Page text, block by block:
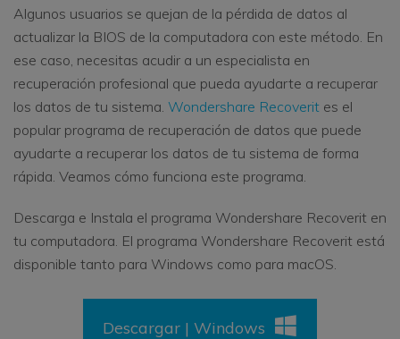
Algunos usuarios se quejan de la pérdida de datos al
actualizar la BIOS de la computadora con este método. En
ese caso, necesitas acudir a un especialista en
recuperación profesional que pueda ayudarte a recuperar
los datos de tu sistema. Wondershare Recoverit es el
popular programa de recuperación de datos que puede
ayudarte a recuperar los datos de tu sistema de forma
rápida. Veamos cómo funciona este programa.
Descarga e Instala el programa Wondershare Recoverit en
tu computadora. El programa Wondershare Recoverit está
disponible tanto para Windows como para macOS.
Descargar | Windows